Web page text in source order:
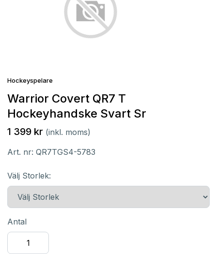
Hockeyspelare
Warrior Covert QR7 T
Hockeyhandske Svart Sr
1 399 kr (inkl. moms)
Art. nr: QR7TGS4-5783
Välj Storlek:
Antal